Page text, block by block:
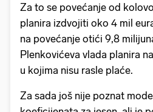
Za to se povećanje od
planira izdvojiti oko 4 mil
na povećanje otići 9,8
Plenkovićeva vlada planira
u kojima nisu rasle plaće.
Za sada još nije poznat